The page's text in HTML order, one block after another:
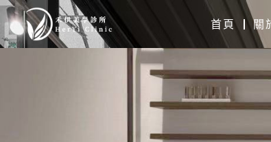
跳
至
首頁 關